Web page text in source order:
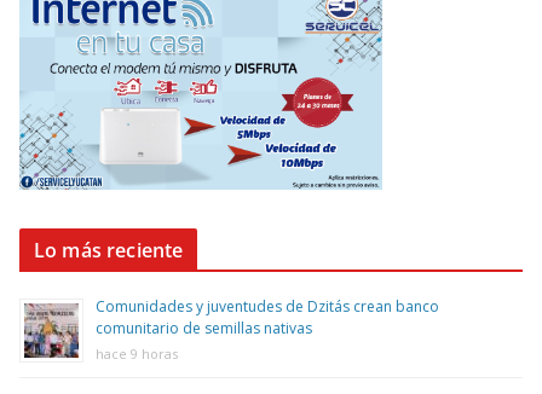
Lo más reciente
Comunidades y juventudes de Dzitás crean banco
comunitario de semillas nativas
hace 9 horas